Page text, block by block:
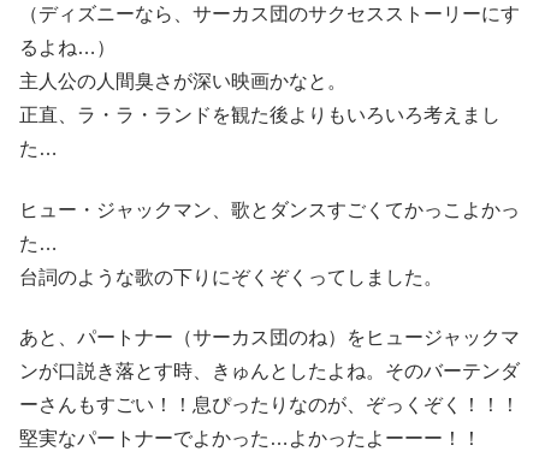
（ディズニーなら、サーカス団のサクセスストーリーにす
るよね…）
主人公の人間臭さが深い映画かなと。
正直、ラ・ラ・ランドを観た後よりもいろいろ考えまし
た…
ヒュー・ジャックマン、歌とダンスすごくてかっこよかっ
た…
台詞のような歌の下りにぞくぞくってしました。
あと、パートナー（サーカス団のね）をヒュージャックマ
ンが口説き落とす時、きゅんとしたよね。そのバーテンダ
ーさんもすごい！！息ぴったりなのが、ぞっくぞく！！！
堅実なパートナーでよかった…よかったよーーー！！